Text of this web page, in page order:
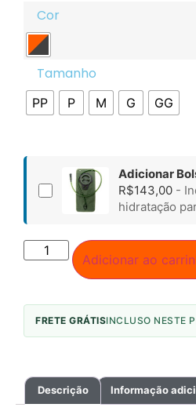
Cor
Tamanho
PP P M G GG
Adicionar
R$143,00 -
hidratação
Adicionar ao
FRETE GRÁTISINCLUSO NESTE
Descrição Informação